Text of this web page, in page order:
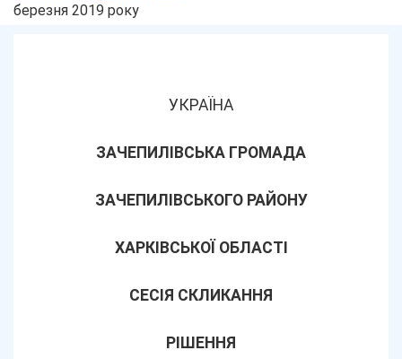
березня 2019 року
УКРАЇНА
ЗАЧЕПИЛІВСЬКА ГРОМАДА
ЗАЧЕПИЛІВСЬКОГО РАЙОНУ
ХАРКІВСЬКОЇ ОБЛАСТІ
СЕСІЯ СКЛИКАННЯ
РІШЕННЯ